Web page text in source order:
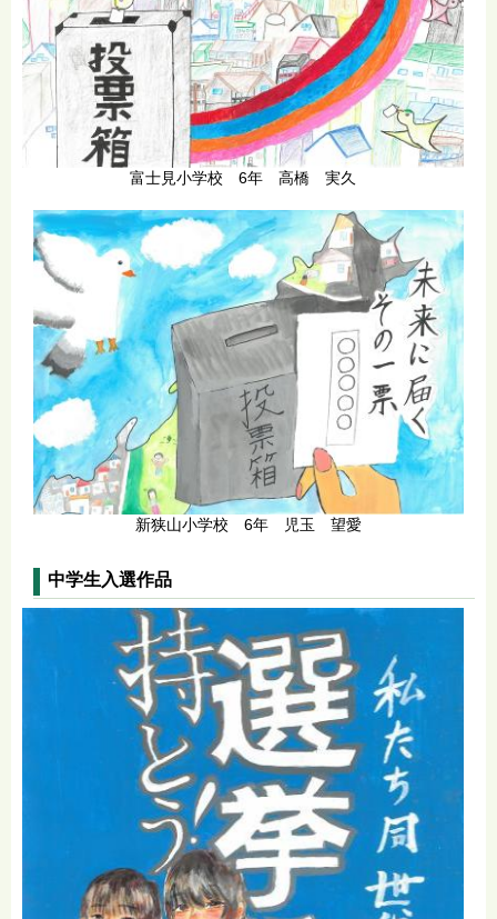
富士見小学校 6年 高橋 実久
新狭山小学校 6年 児玉 望愛
中学生入選作品